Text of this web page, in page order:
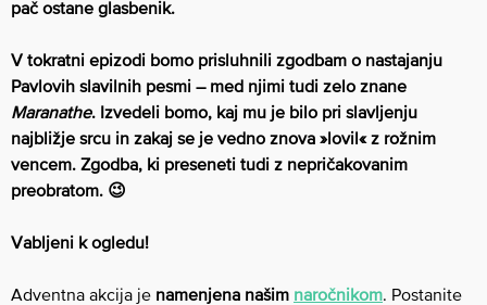
pač ostane glasbenik.
V tokratni epizodi bomo prisluhnili zgodbam o nastajanju
Pavlovih slavilnih pesmi – med njimi tudi zelo znane
Maranathe. Izvedeli bomo, kaj mu je bilo pri slavljenju
najbližje srcu in zakaj se je vedno znova »lovil« z rožnim
vencem. Zgodba, ki preseneti tudi z nepričakovanim
preobratom. 😉
Vabljeni k ogledu!
Adventna akcija je namenjena našim naročnikom. Postanite